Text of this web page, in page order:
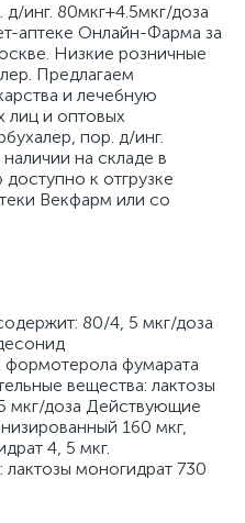
инг. 80мкг+4.5мкг/доза
аптеке Онлайн-Фарма за
Низкие розничные
Предлагаем
и лечебную
лиц и оптовых
пор. д/инг.
на складе в
к отгрузке
Векфарм или со
80/4, 5 мкг/доза
фумарата
вещества: лактозы
мкг/доза Действующие
160 мкг,
4, 5 мкг.
моногидрат 730